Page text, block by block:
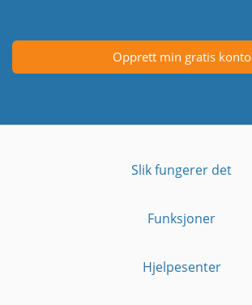
Opprett min gratis konto
Slik fungerer det
Funksjoner
Hjelpesenter